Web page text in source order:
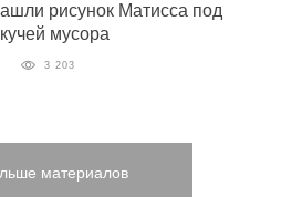
рисунок Матисса под
кучей мусора
3 203
материалов